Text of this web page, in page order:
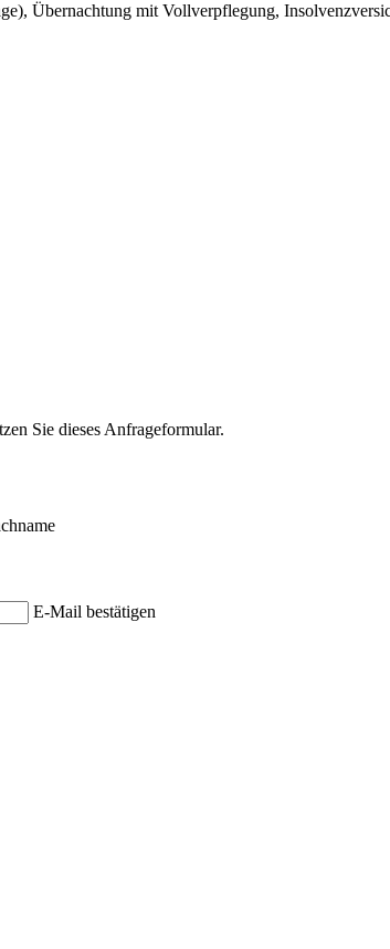
Übernachtung mit Vollverpflegung,
Sie dieses Anfrageformular.
E-Mail bestätigen